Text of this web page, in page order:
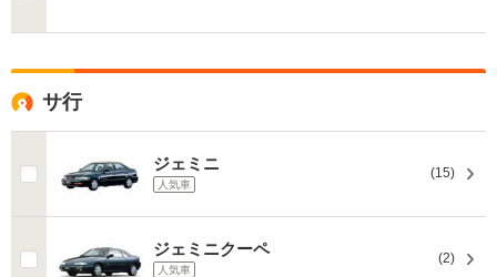
サ行
ジェミニ
人気車
(15)
ジェミニクーペ
人気車
(2)